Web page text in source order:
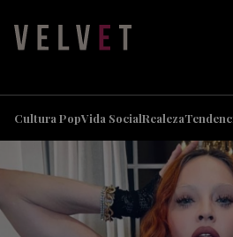
Cultura PopVida SocialRealeza